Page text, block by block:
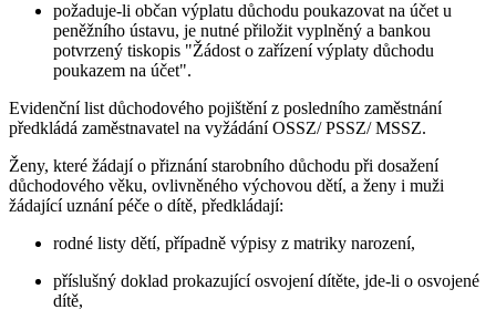
požaduje-li občan výplatu důchodu poukazovat na účet u
peněžního ústavu, je nutné přiložit vyplněný a bankou
potvrzený tiskopis "Žádost o zařízení výplaty důchodu
poukazem na účet".
Evidenční list důchodového pojištění z posledního zaměstnání
předkládá zaměstnavatel na vyžádání OSSZ/ PSSZ/ MSSZ.
Ženy, které žádají o přiznání starobního důchodu při dosažení
důchodového věku, ovlivněného výchovou dětí, a ženy i muži
žádající uznání péče o dítě, předkládají:
rodné listy dětí, případně výpisy z matriky narození,
příslušný doklad prokazující osvojení dítěte, jde-li o osvojené
dítě,